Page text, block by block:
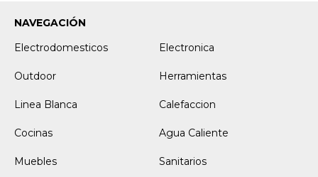
NAVEGACIÓN
Electrodomesticos
Electronica
Outdoor Herramientas
Linea Blanca Calefaccion
Cocinas Agua Caliente
Muebles Sanitarios